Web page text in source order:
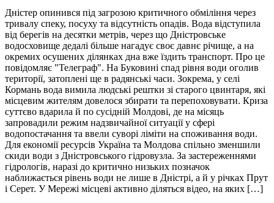
Дністер опинився під загрозою критичного обміління через
тривалу спеку, посуху та відсутність опадів. Вода відступила
від берегів на десятки метрів, через що Дністровське
водосховище дедалі більше нагадує своє давнє річище, а на
окремих осушених ділянках дна вже їздить транспорт. Про це
повідомляє "Телеграф". На Буковині спад рівня води оголив
території, затоплені ще в радянські часи. Зокрема, у селі
Кормань вода вимила людські рештки зі старого цвинтаря, які
місцевим жителям довелося збирати та перепоховувати. Криза
суттєво вдарила й по сусідній Молдові, де на місяць
запровадили режим надзвичайної ситуації у сфері
водопостачання та ввели суворі ліміти на споживання води.
Для економії ресурсів Україна та Молдова спільно зменшили
скиди води з Дністровського гідровузла. За застереженнями
гідрологів, наразі до критично низьких позначок
наближається рівень води не лише в Дністрі, а й у річках Прут
і Серет. У Мережі місцеві активно діляться відео, на яких […]